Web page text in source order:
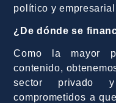
político y
¿De dónde se
Como la mayor
contenido,
sector privado
comprometidos a